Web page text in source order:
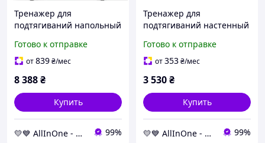
Тренажер для
подтягиваний напольный
стационарный AllInOne -
market-without-queues-
Готово к отправке
от839₴/мес
8 388₴
Купить
💛💙 AllInOne - находи все необходимое в одном магазине! 99%
Тренажер для
подтягиваний настенный
HR4010 AllInOne -market-
without-queues-
Готово к отправке
от353₴/мес
3 530₴
Купить
💛💙 AllInOne - находи все необходимое в одном магазине! 99%